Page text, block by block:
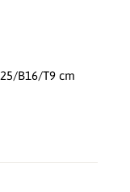
B16/T9 cm